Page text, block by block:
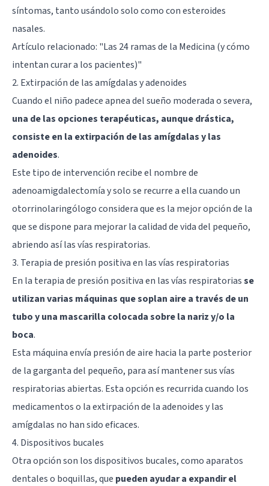
síntomas, tanto usándolo solo como con esteroides
nasales.
Artículo relacionado: "Las 24 ramas de la Medicina (y cómo
intentan curar a los pacientes)"
2. Extirpación de las amígdalas y adenoides
Cuando el niño padece apnea del sueño moderada o severa,
una de las opciones terapéuticas, aunque drástica,
consiste en la extirpación de las amígdalas y las
adenoides.
Este tipo de intervención recibe el nombre de
adenoamigdalectomía y solo se recurre a ella cuando un
otorrinolaringólogo considera que es la mejor opción de la
que se dispone para mejorar la calidad de vida del pequeño,
abriendo así las vías respiratorias.
3. Terapia de presión positiva en las vías respiratorias
En la terapia de presión positiva en las vías respiratoriasse
utilizan varias máquinas que soplan aire a través de un
tubo y una mascarilla colocada sobre la nariz y/o la
boca.
Esta máquina envía presión de aire hacia la parte posterior
de la garganta del pequeño, para así mantener sus vías
respiratorias abiertas. Esta opción es recurrida cuando los
medicamentos o la extirpación de la adenoides y las
amígdalas no han sido eficaces.
4. Dispositivos bucales
Otra opción son los dispositivos bucales, como aparatos
dentales o boquillas, que pueden ayudar a expandir el